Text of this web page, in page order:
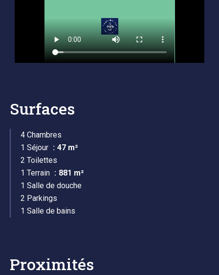
Surfaces
4 Chambres
1 Séjour
47 m²
2 Toilettes
1 Terrain
881 m²
1 Salle de douche
2 Parkings
1 Salle de bains
Proximités